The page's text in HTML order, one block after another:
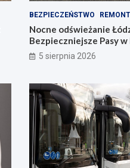
BEZPIECZEŃSTWO
Nocne odświeżanie
Bezpieczniejsze Pasy
5 sierpnia 2026